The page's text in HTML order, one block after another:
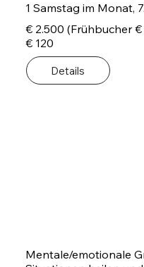
Details
€ 2.500 (Frühbucher
€ 120
1 Samstag im Monat,
Mentale/emotionale